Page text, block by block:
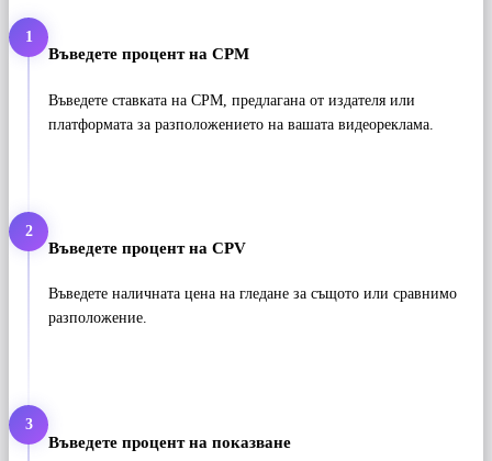
1
Въведете процент на CPM
Въведете ставката на CPM, предлагана от издателя или
платформата за разположението на вашата видеореклама.
2
Въведете процент на CPV
Въведете наличната цена на гледане за същото или сравнимо
разположение.
3
Въведете процент на показване